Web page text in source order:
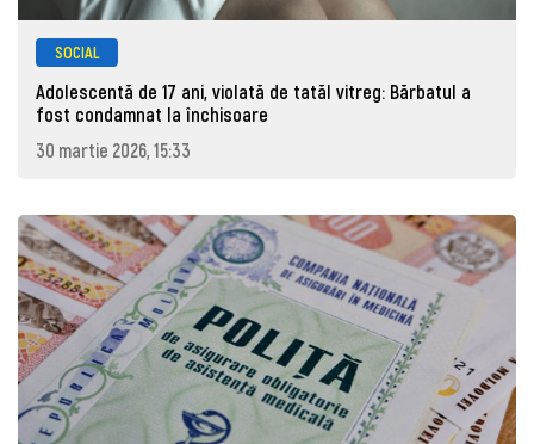
SOCIAL
Adolescentă de 17 ani, violată de tatăl vitreg: Bărbatul a
fost condamnat la închisoare
30 martie 2026, 15:33